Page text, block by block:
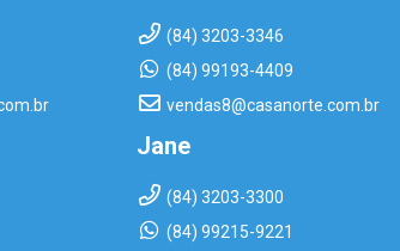
(84) 3203-3346
(84) 99193-4409
vendas8@casanorte.com.br
Jane
(84) 3203-3300
(84) 99215-9221